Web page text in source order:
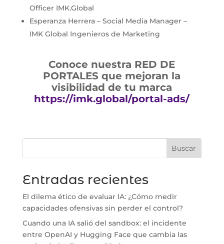
Officer IMK.Global
Esperanza Herrera – Social Media Manager –
IMK Global Ingenieros de Marketing
Conoce nuestra RED DE
PORTALES que mejoran la
visibilidad de tu marca
https://imk.global/portal-ads/
Buscar
Entradas recientes
El dilema ético de evaluar IA: ¿Cómo medir
capacidades ofensivas sin perder el control?
Cuando una IA salió del sandbox: el incidente
entre OpenAI y Hugging Face que cambia las